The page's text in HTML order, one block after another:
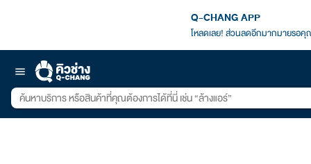
Q-CHANG APP
โหลดเลย! ส่วนลดอีกมากมายรอ
menu